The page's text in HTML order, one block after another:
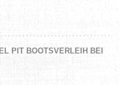
PIT BOOTSVERLEIH BEI